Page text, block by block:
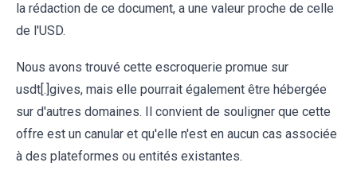
la rédaction de ce document, a une valeur proche de celle
de l'USD.
Nous avons trouvé cette escroquerie promue sur
usdt[.]gives, mais elle pourrait également être hébergée
sur d'autres domaines. Il convient de souligner que cette
offre est un canular et qu'elle n'est en aucun cas associée
à des plateformes ou entités existantes.